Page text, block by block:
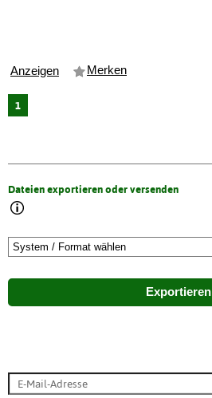
Anzeigen Merken
1
Dateien exportieren oder versenden
Exportieren